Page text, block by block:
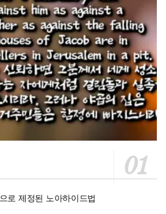
로 제정된 노아하이드법